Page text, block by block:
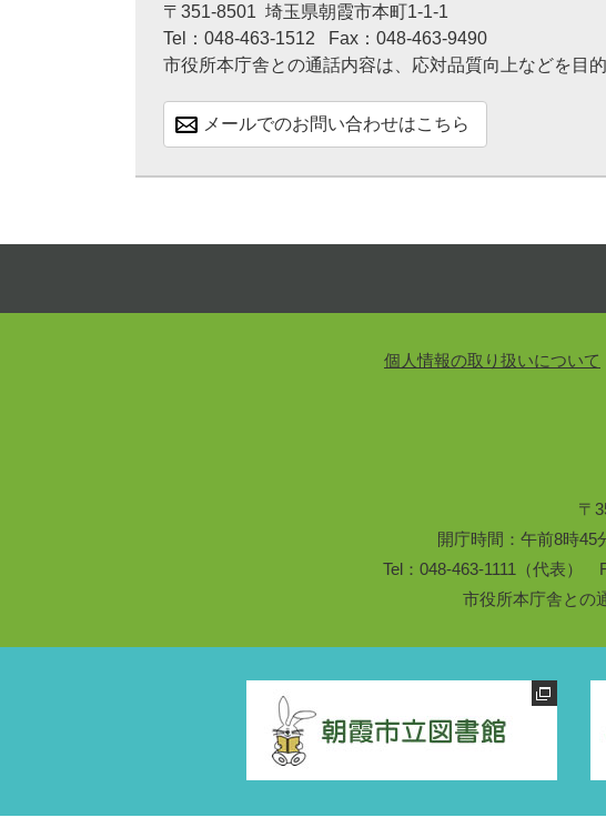
〒351-8501 埼玉県朝霞市本町1-1-1
Tel：048-463-1512
Fax：048-463-9490
市役所本庁舎との通話内容は、応対品質向上などを目
メールでのお問い合わせはこちら
個人情報の取り扱いについて
〒
開庁時間：午前8時45
Tel：048-463-1111（代表）
市役所本庁舎との